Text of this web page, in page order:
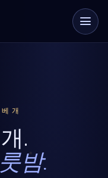
개
.
밤.